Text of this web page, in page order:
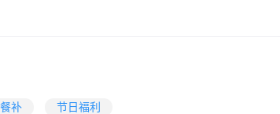
餐补 节日福利